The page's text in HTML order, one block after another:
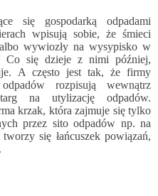
się gospodarką odpadami
wpisują sobie, że śmieci
albo wywiozły na wysypisko w
Co się dzieje z nimi później,
A często jest tak, że firmy
rozpisują wewnątrz
na utylizację odpadów.
krzak, która zajmuje się tylko
przez sito odpadów np. na
się łańcuszek powiązań,